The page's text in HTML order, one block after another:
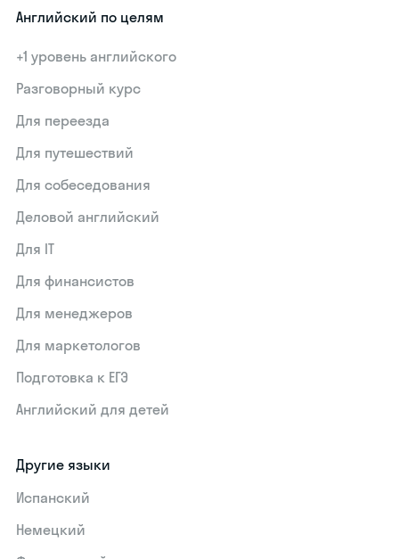
Английский по целям
+1 уровень английского
Разговорный курс
Для переезда
Для путешествий
Для собеседования
Деловой английский
Для IT
Для финансистов
Для менеджеров
Для маркетологов
Подготовка к ЕГЭ
Английский для детей
Другие языки
Испанский
Немецкий